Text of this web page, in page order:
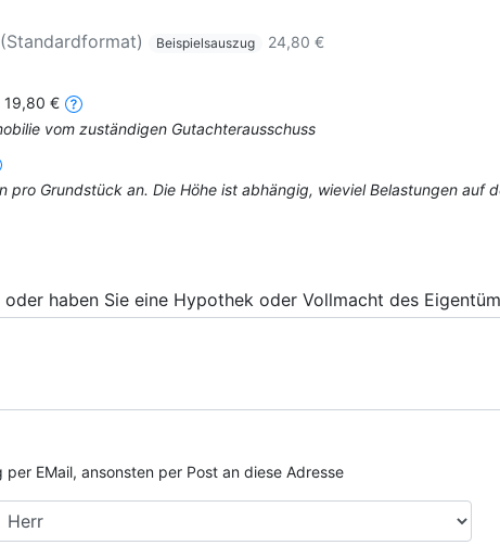
(Standardformat) Beispielsauszug
24,80 €
19,80 €
vom zuständigen Gutachterausschuss
Grundstück an. Die Höhe ist abhängig, wieviel Belastungen auf
haben Sie eine Hypothek oder Vollmacht des
EMail, ansonsten per Post an diese Adresse